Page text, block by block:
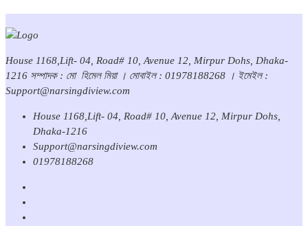
House 1168,Lift- 04, Road# 10, Avenue 12, Mirpur Dohs, Dhaka-
1216 সম্পাদক : মো হিমেল মিয়া । মোবাইল : 01978188268 । ইমেইল :
Support@narsingdiview.com
House 1168,Lift- 04, Road# 10, Avenue 12, Mirpur Dohs,
Dhaka-1216
Support@narsingdiview.com
01978188268